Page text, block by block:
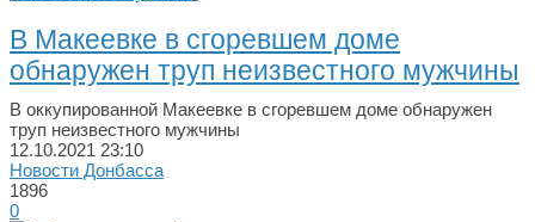
В Макеевке в сгоревшем доме
обнаружен труп неизвестного мужчины
В оккупированной Макеевке в сгоревшем доме обнаружен
труп неизвестного мужчины
12.10.2021 23:10
Новости Донбасса
1896
0